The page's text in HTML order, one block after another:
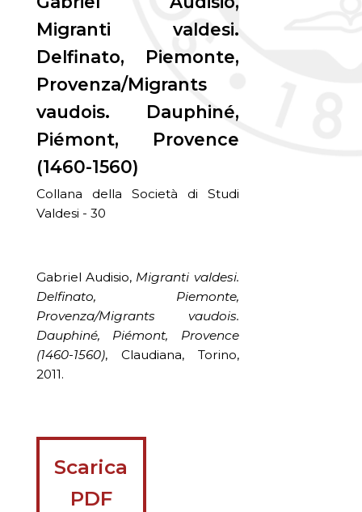
Migranti valdesi.
Delfinato, Piemonte,
Provenza/Migrants
vaudois. Dauphiné,
Piémont, Provence
(1460-1560)
Collana della Società di Studi
Valdesi - 30
Gabriel Audisio, Migranti valdesi.
Delfinato, Piemonte,
Provenza/Migrants vaudois.
Dauphiné, Piémont, Provence
(1460-1560), Claudiana, Torino,
2011.
Scarica
PDF